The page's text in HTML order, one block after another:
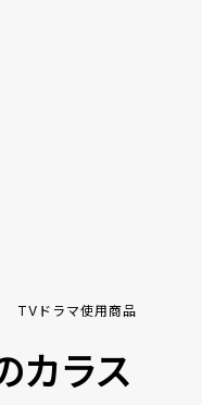
TVドラマ使用商品
カラス